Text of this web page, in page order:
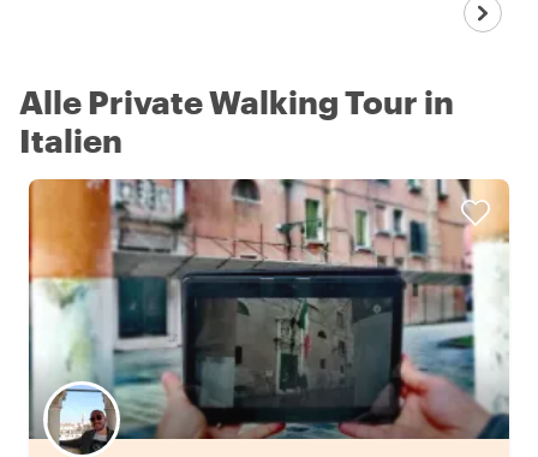
Alle Private Walking Tour in
Italien